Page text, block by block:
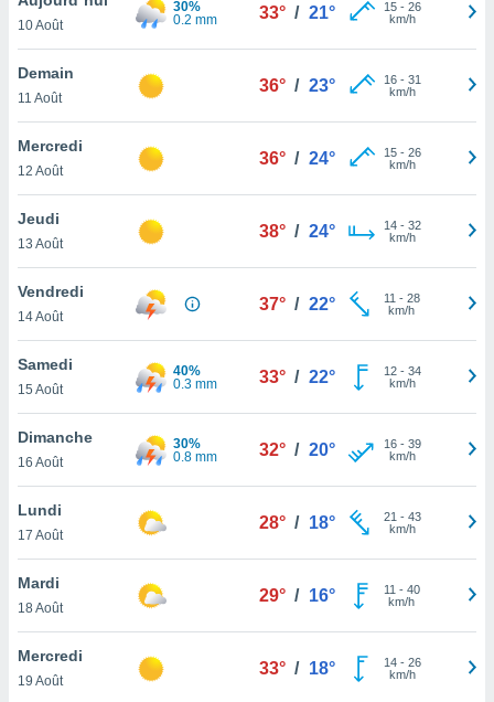
et
»,
au
vous
qu'ils
ou
le
ainsi
un
la
du
en
de
10 Août
30%
0.2 mm
33° / 21° 15- 26
km/h
Demain
11 Août
36° / 23° 16- 31
km/h
Mercredi
12 Août
36° / 24° 15- 26
km/h
Jeudi
13 Août
38° / 24° 14- 32
km/h
Vendredi
14 Août
37° / 22° 11 - 28
km/h
Samedi
15 Août
40%
0.3 mm
33° / 22° 12- 34
km/h
Dimanche
16 Août
30%
0.8 mm
32° / 20° 16- 39
km/h
Lundi
17 Août
28° / 18° 21 - 43
km/h
Mardi
18 Août
29° / 16° 11 - 40
km/h
Mercredi
19 Août
33° / 18° 14- 26
km/h